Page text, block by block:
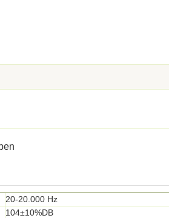
20-20.000 Hz
104±10%DB